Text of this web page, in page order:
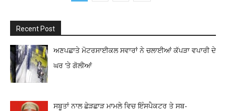
Recent Post
ਅਣਪਛਾਤੇ ਮੋਟਰਸਾਈਕਲ ਸਵਾਰਾਂ ਨੇ ਚਲਾਈਆਂ ਕੱਪੜਾ ਵਪਾਰੀ ਦੇ
ਘਰ ‘ਤੇ ਗੋਲੀਆਂ
ਸਬੂਤਾਂ ਨਾਲ ਛੇੜਛਾੜ ਮਾਮਲੇ ਵਿਚ ਇੰਸਪੈਕਟਰ ਤੇ ਸਬ-